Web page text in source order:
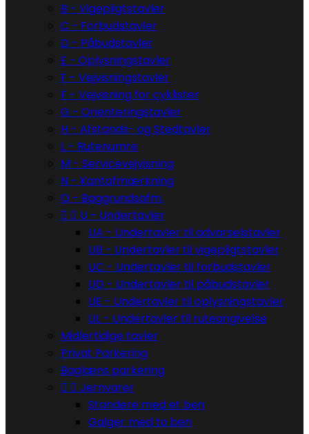
B - Vigepligtstavler
C - Forbudstavler
D - Påbudstavler
E - Oplysningstavler
F - Vejvisningstavler
F - Vejvisning for cyklister
G - Orienteringstavler
H - Afstands- og Stedtavler
L - Rutenumre
M - Servicevejvisning
N - Kantafmærkning
O - Baggrundsafm.
  U - Undertavler
UA - Undertavler til advarselstavler
UB - Undertavler til vigepligtstavler
UC - Undertavler til forbudstavler
UD - Undertavler til påbudstavler
UE - Undertavler til oplysningstavler
UL - Undertavler til ruteangivelse
Midlertidige tavler
Privat Parkering
Baglæns parkering
  Jernvarer
Standere med et ben
Galger med to ben